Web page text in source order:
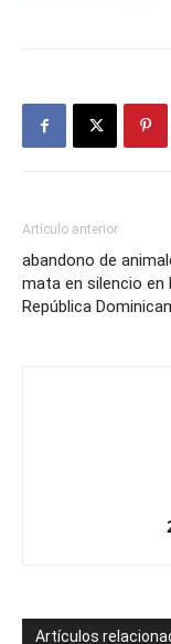
Artículo anterior
abandono de
mata en silencio en
República
Artículos